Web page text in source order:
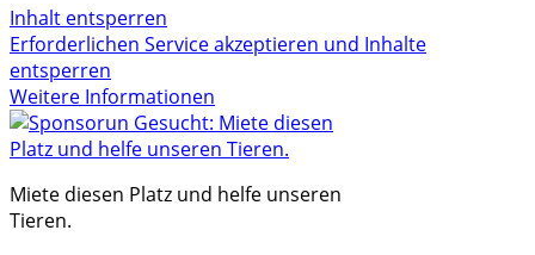
Inhalt entsperren
Erforderlichen Service akzeptieren und Inhalte
entsperren
Weitere Informationen
Miete diesen Platz und helfe unseren
Tieren.